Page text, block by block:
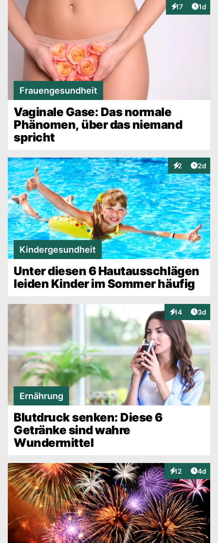
17
Interaktionen
1d
Frauengesundheit
Vaginale Gase: Das normale
Phänomen, über das niemand
spricht
2
Interaktionen
2d
Kindergesundheit
Unter diesen 6 Hautausschlägen
leiden Kinder im Sommer häufig
14
Interaktionen
3d
Ernährung
Blutdruck senken: Diese 6
Getränke sind wahre
Wundermittel
12
Interaktionen
4d